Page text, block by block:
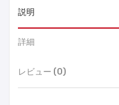
説明
詳細
レビュー (0)